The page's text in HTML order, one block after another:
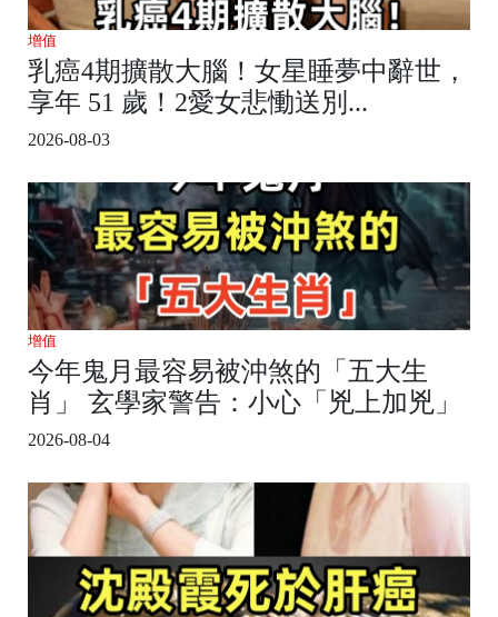
增值
乳癌4期擴散大腦！女星睡夢中辭世，
享年 51 歲！2愛女悲慟送別...
2026-08-03
增值
今年鬼月最容易被沖煞的「五大生
肖」 玄學家警告：小心「兇上加兇」
2026-08-04